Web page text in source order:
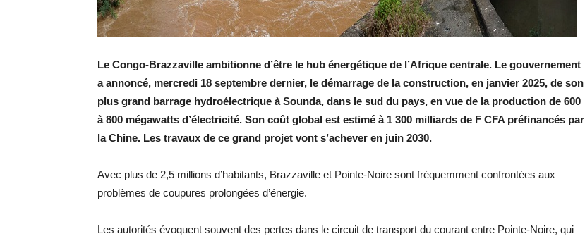
Le Congo-Brazzaville ambitionne d’être le hub énergétique de l’Afrique centrale. Le gouvernement
a annoncé, mercredi 18 septembre dernier, le démarrage de la construction, en janvier 2025, de son
plus grand barrage hydroélectrique à Sounda, dans le sud du pays, en vue de la production de 600
à 800 mégawatts d’électricité. Son coût global est estimé à 1 300 milliards de F CFA préfinancés par
la Chine. Les travaux de ce grand projet vont s’achever en juin 2030.
Avec plus de 2,5 millions d’habitants, Brazzaville et Pointe-Noire sont fréquemment confrontées aux
problèmes de coupures prolongées d’énergie.
Les autorités évoquent souvent des pertes dans le circuit de transport du courant entre Pointe-Noire, qui